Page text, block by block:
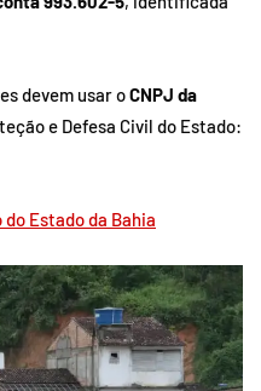
devem usar oCNPJ da
e Defesa Civil do Estado:
Estado da Bahia